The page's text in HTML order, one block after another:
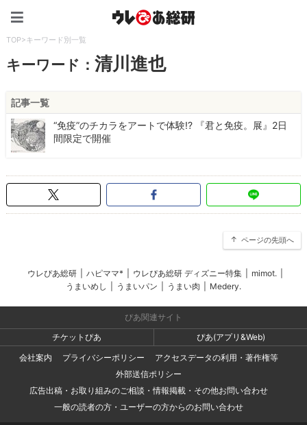
TOP>キーワード別一覧
キーワード：清川進也
記事一覧
“免疫”のチカラをアートで体験!? 『君と免疫。展』2日
間限定で開催
ページの先頭へ
ウレぴあ総研 ハピママ* ウレぴあ総研 ディズニー特集 mimot.
うまいめし
うまいパン うまい肉 Medery.
ぴあ関連サイト
チケットぴあ
ぴあ(アプリ&Web)
会社案内
プライバシーポリシー
アクセスデータの利用・著作権等
外部送信ポリシー
広告出稿・お取り組みのご相談・情報掲載・その他お問い合わせ
一般の読者の方・ユーザーの方からのお問い合わせ